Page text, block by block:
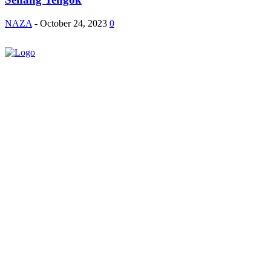
NAZA - October 24, 2023 0